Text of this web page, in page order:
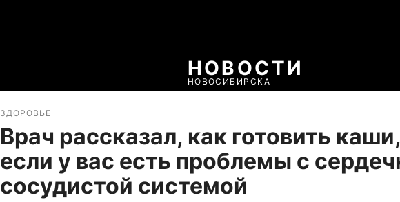
НОВОСТИ
НОВОСИБИРСКА
ЗДОРОВЬЕ
Врач рассказал, как готовить каши,
если у вас есть проблемы с
сосудистой системой